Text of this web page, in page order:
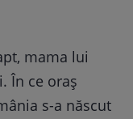
mama lui
În ce oraș
s-a născut